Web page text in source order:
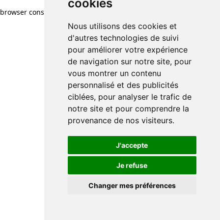
cookies
Nous utilisons des cookies et
d'autres technologies de suivi
pour améliorer votre expérience
de navigation sur notre site, pour
vous montrer un contenu
personnalisé et des publicités
ciblées, pour analyser le trafic de
notre site et pour comprendre la
provenance de nos visiteurs.
J'accepte
Je refuse
Changer mes préférences
browser console for more information)